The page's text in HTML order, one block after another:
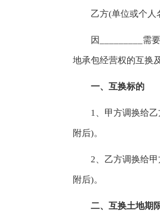
乙方(单位或个人名
因_________需要
地承包经营权的互换
一、互换标的
1、甲方调换给乙方
附后)。
2、乙方调换给甲方
附后)。
二、互换土地期